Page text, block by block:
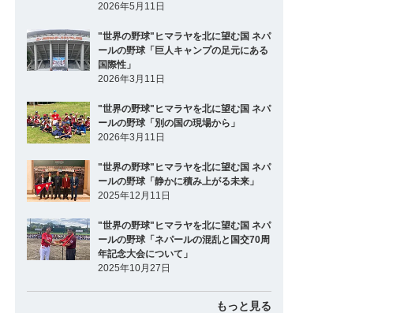
2026年5月11日
"世界の野球"ヒマラヤを北に望む国 ネパ
ールの野球「巨人キャンプの足元にある
国際性」
2026年3月11日
"世界の野球"ヒマラヤを北に望む国 ネパ
ールの野球「別の国の現場から」
2026年3月11日
"世界の野球"ヒマラヤを北に望む国 ネパ
ールの野球「静かに積み上がる未来」
2025年12月11日
"世界の野球"ヒマラヤを北に望む国 ネパ
ールの野球「ネパールの混乱と国交70周
年記念大会について」
2025年10月27日
もっと見る